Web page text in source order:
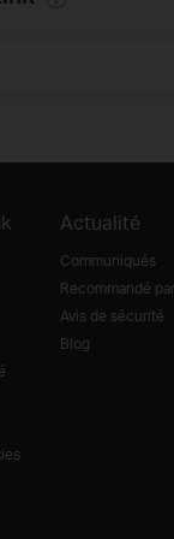
Actualité
Communiqués
Recommandé
Avis de sécurité
Blog